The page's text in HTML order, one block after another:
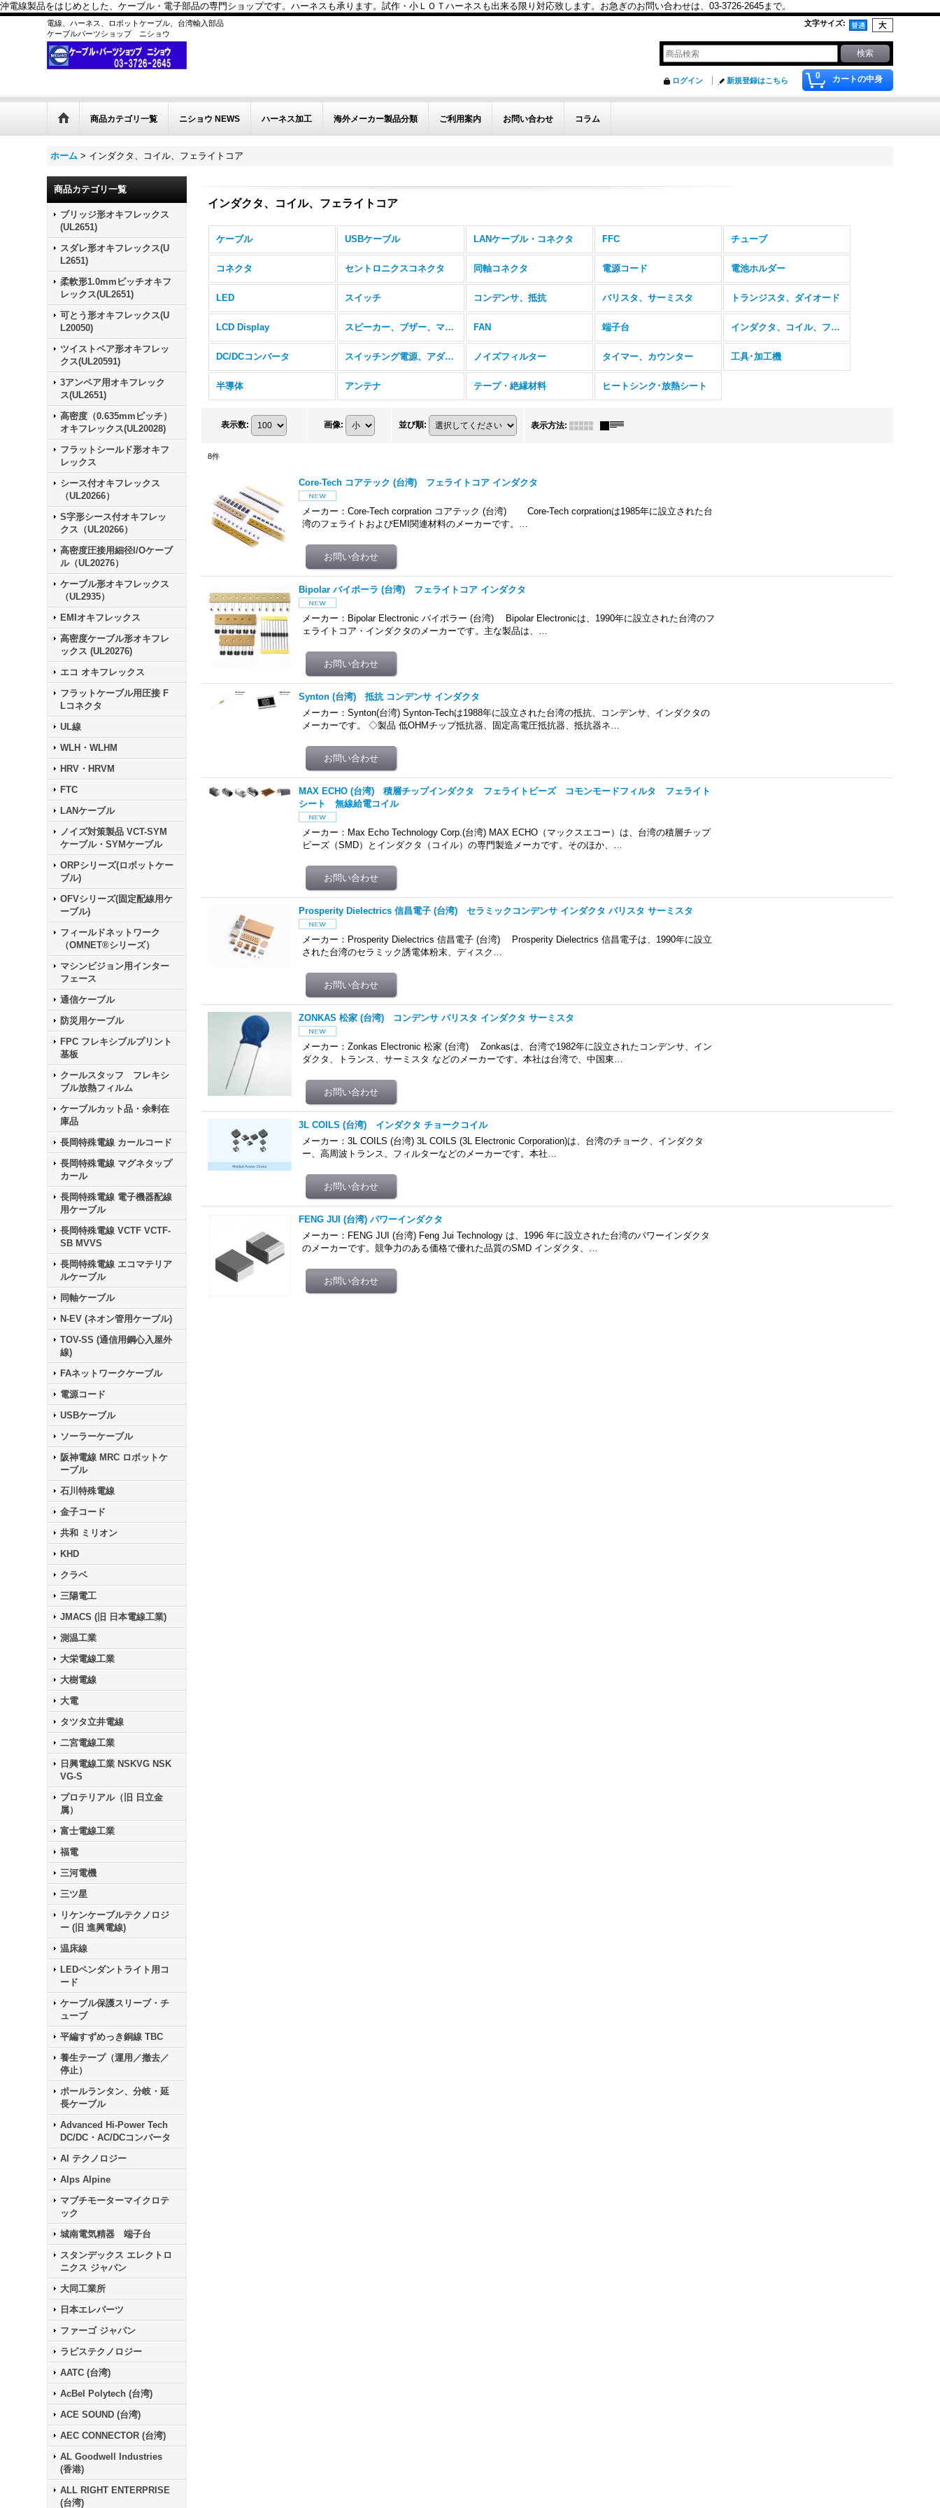
沖電線製品をはじめとした、ケーブル・電子部品の専門ショップです。ハーネスも承ります。試作・小ＬＯＴハーネスも出来る限り対応致します。お急ぎのお問い合わせは、03-3726-2645まで。
電線、ハーネス、ロボットケーブル、台湾輸入部品
ケーブルパーツショップ ニショウ
文字サイズ:
0 カートの中身
ログイン 新規登録はこちら
商品カテゴリ一覧 ニショウ NEWS ハーネス加工 海外メーカー製品分類 ご利用案内 お問い合わせ コラム
ホーム > インダクタ、コイル、フェライトコア
商品カテゴリ一覧
ブリッジ形オキフレックス
(UL2651)
スダレ形オキフレックス(U
L2651)
柔軟形1.0mmピッチオキフ
レックス(UL2651)
可とう形オキフレックス(U
L20050)
ツイストペア形オキフレッ
クス(UL20591)
3アンペア用オキフレック
ス(UL2651)
高密度（0.635mmピッチ）
オキフレックス(UL20028)
フラットシールド形オキフ
レックス
シース付オキフレックス
（UL20266）
S字形シース付オキフレッ
クス（UL20266）
高密度圧接用細径I/Oケーブ
ル（UL20276）
ケーブル形オキフレックス
（UL2935）
EMIオキフレックス
高密度ケーブル形オキフレ
ックス (UL20276)
エコ オキフレックス
フラットケーブル用圧接 F
Lコネクタ
UL線
WLH・WLHM
HRV・HRVM
FTC
LANケーブル
ノイズ対策製品 VCT-SYM
ケーブル・SYMケーブル
ORPシリーズ(ロボットケー
ブル)
OFVシリーズ(固定配線用ケ
ーブル)
フィールドネットワーク
（OMNET®シリーズ）
マシンビジョン用インター
フェース
通信ケーブル
防災用ケーブル
FPC フレキシブルプリント
基板
クールスタッフ フレキシ
ブル放熱フィルム
ケーブルカット品・余剰在
庫品
長岡特殊電線 カールコード
長岡特殊電線 マグネタップ
カール
長岡特殊電線 電子機器配線
用ケーブル
長岡特殊電線 VCTF VCTF-
SB MVVS
長岡特殊電線 エコマテリア
ルケーブル
同軸ケーブル
N-EV (ネオン管用ケーブル)
TOV-SS (通信用鋼心入屋外
線)
FAネットワークケーブル
電源コード
USBケーブル
ソーラーケーブル
阪神電線 MRC ロボットケ
ーブル
石川特殊電線
金子コード
共和 ミリオン
KHD
クラベ
三陽電工
JMACS (旧 日本電線工業)
測温工業
大栄電線工業
大樹電線
大電
タツタ立井電線
二宮電線工業
日興電線工業 NSKVG NSK
VG-S
プロテリアル（旧 日立金
属）
富士電線工業
福電
三河電機
三ツ星
リケンケーブルテクノロジ
ー (旧 進興電線)
温床線
LEDペンダントライト用コ
ード
ケーブル保護スリーブ・チ
ューブ
平編すずめっき銅線 TBC
養生テープ（運用／撤去／
停止）
ポールランタン、分岐・延
長ケーブル
Advanced Hi-Power Tech
DC/DC・AC/DCコンバータ
AI テクノロジー
Alps Alpine
マブチモーターマイクロテ
ック
城南電気精器 端子台
スタンデックス エレクトロ
ニクス ジャパン
大同工業所
日本エレパーツ
ファーゴ ジャパン
ラピステクノロジー
AATC (台湾)
AcBel Polytech (台湾)
ACE SOUND (台湾)
AEC CONNECTOR (台湾)
AL Goodwell Industries
(香港)
ALL RIGHT ENTERPRISE
(台湾)
インダクタ、コイル、フェライトコア
ケーブル USBケーブル LANケーブル・コネクタ FFC チューブ
コネクタ セントロニクスコネクタ 同軸コネクタ 電源コード 電池ホルダー
LED スイッチ コンデンサ、抵抗 バリスタ、サーミスタ トランジスタ、ダイオード
LCD Display スピーカー、ブザー、マイク FAN 端子台 インダクタ、コイル、フェライトコア
DC/DCコンバータ スイッチング電源、アダプタ ノイズフィルター タイマー、カウンター 工具･加工機
半導体 アンテナ テープ・絶縁材料 ヒートシンク･放熱シート
表示数: 画像: 並び順: 表示方法:
8件
Core-Tech コアテック (台湾) フェライトコア インダクタ
メーカー：Core-Tech corpration コアテック (台湾) Core-Tech corprationは1985年に設立された台
湾のフェライトおよびEMI関連材料のメーカーです。…
Bipolar バイポーラ (台湾) フェライトコア インダクタ
メーカー：Bipolar Electronic バイポラー (台湾) Bipolar Electronicは、1990年に設立された台湾のフ
ェライトコア・インダクタのメーカーです。主な製品は、…
Synton (台湾) 抵抗 コンデンサ インダクタ
メーカー：Synton(台湾) Synton-Techは1988年に設立された台湾の抵抗、コンデンサ、インダクタの
メーカーです。 ◇製品 低OHMチップ抵抗器、固定高電圧抵抗器、抵抗器ネ…
MAX ECHO (台湾) 積層チップインダクタ フェライトビーズ コモンモードフィルタ フェライト
シート 無線給電コイル
メーカー：Max Echo Technology Corp.(台湾) MAX ECHO（マックスエコー）は、台湾の積層チップ
ビーズ（SMD）とインダクタ（コイル）の専門製造メーカです。そのほか、…
Prosperity Dielectrics 信昌電子 (台湾) セラミックコンデンサ インダクタ バリスタ サーミスタ
メーカー：Prosperity Dielectrics 信昌電子 (台湾) Prosperity Dielectrics 信昌電子は、1990年に設立
された台湾のセラミック誘電体粉末、ディスク…
ZONKAS 松家 (台湾) コンデンサ バリスタ インダクタ サーミスタ
メーカー：Zonkas Electronic 松家 (台湾) Zonkasは、台湾で1982年に設立されたコンデンサ、イン
ダクタ、トランス、サーミスタ などのメーカーです。本社は台湾で、中国東…
3L COILS (台湾) インダクタ チョークコイル
メーカー：3L COILS (台湾) 3L COILS (3L Electronic Corporation)は、台湾のチョーク、インダクタ
ー、高周波トランス、フィルターなどのメーカーです。本社…
FENG JUI (台湾) パワーインダクタ
メーカー：FENG JUI (台湾) Feng Jui Technology は、1996 年に設立された台湾のパワーインダクタ
のメーカーです。競争力のある価格で優れた品質のSMD インダクタ、…